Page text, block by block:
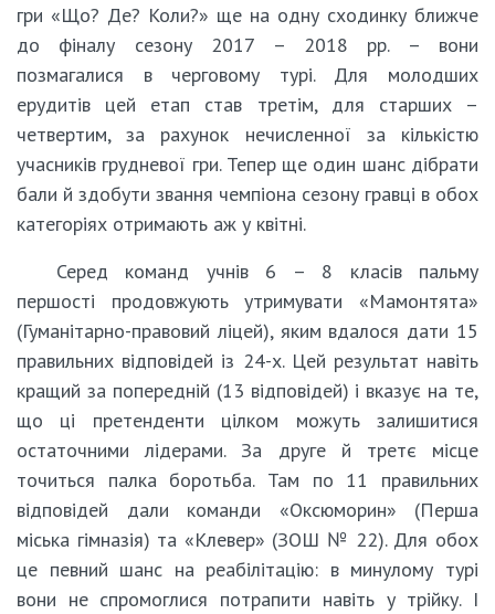
гри «Що? Де? Коли?» ще на одну сходинку ближче
до фіналу сезону 2017 – 2018 рр. – вони
позмагалися в черговому турі. Для молодших
ерудитів цей етап став третім, для старших –
четвертим, за рахунок нечисленної за кількістю
учасників грудневої гри. Тепер ще один шанс дібрати
бали й здобути звання чемпіона сезону гравці в обох
категоріях отримають аж у квітні.
Серед команд учнів 6 – 8 класів пальму
першості продовжують утримувати «Мамонтята»
(Гуманітарно-правовий ліцей), яким вдалося дати 15
правильних відповідей із 24-х. Цей результат навіть
кращий за попередній (13 відповідей) і вказує на те,
що ці претенденти цілком можуть залишитися
остаточними лідерами. За друге й третє місце
точиться палка боротьба. Там по 11 правильних
відповідей дали команди «Оксюморин» (Перша
міська гімназія) та «Клевер» (ЗОШ № 22). Для обох
це певний шанс на реабілітацію: в минулому турі
вони не спромоглися потрапити навіть у трійку. І